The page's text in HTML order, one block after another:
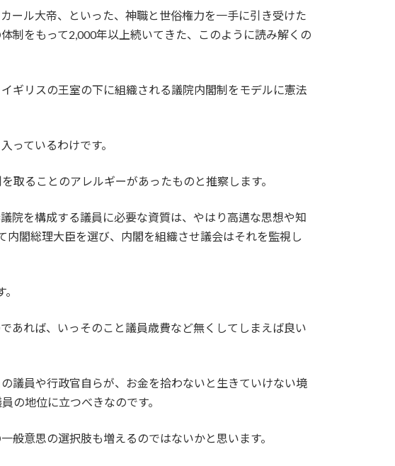
ール大帝、といった、神職と世俗権力を一手に引き受けた
制をもって2,000年以上続いてきた、このように読み解くの
ギリスの王室の下に組織される議院内閣制をモデルに憲法
っているわけです。
取ることのアレルギーがあったものと推察します。
院を構成する議員に必要な資質は、やはり高邁な思想や知
閣総理大臣を選び、内閣を組織させ議会はそれを監視し
あれば、いっそのこと議員歳費など無くしてしまえば良い
議員や行政官自らが、お金を拾わないと生きていけない境
の地位に立つべきなのです。
意思の選択肢も増えるのではないかと思います。